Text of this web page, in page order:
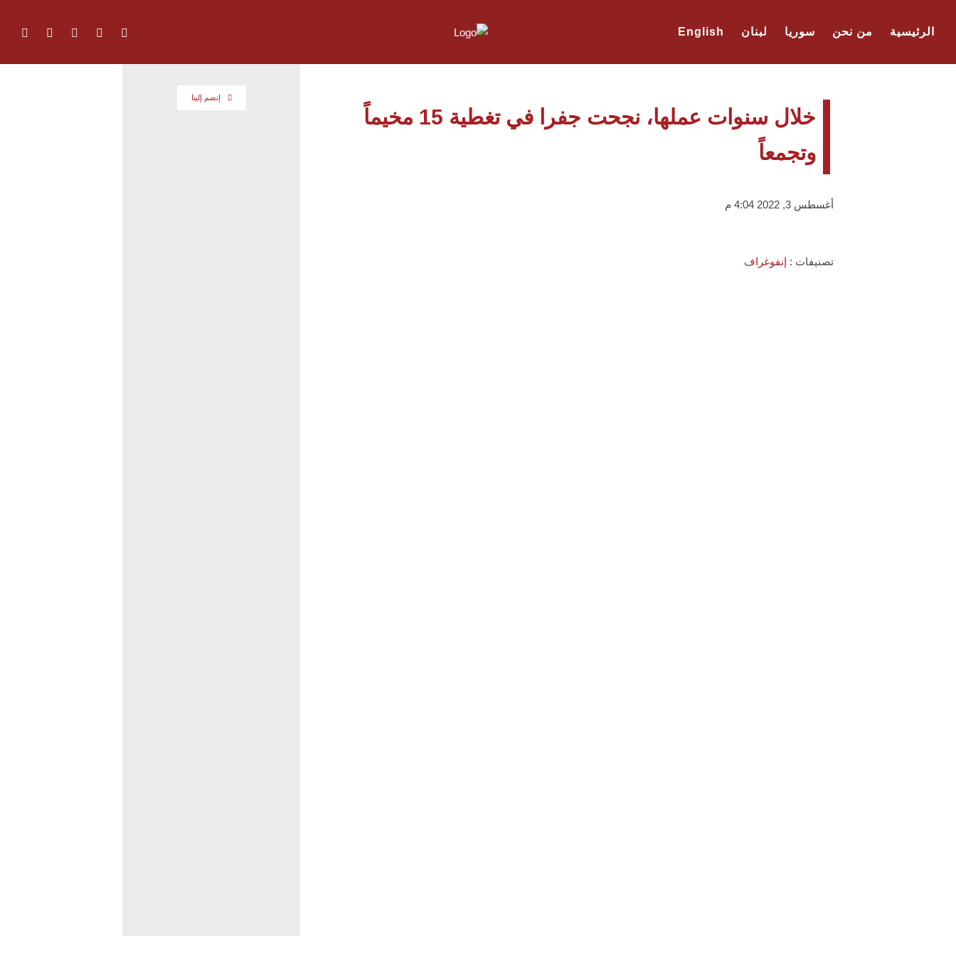
الرئيسية من نحن سوريا لبنان English
خلال سنوات عملها، نجحت جفرا في تغطية 15 مخيماً
وتجمعاً
أغسطس 3, 2022 4:04 م
تصنيفات : إنفوغراف
إنضم إلينا